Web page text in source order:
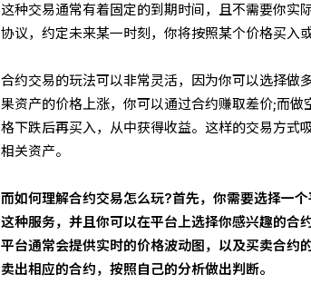
这种交易通常有着固定的到期时间，且不需要你实
协议，约定未来某一时刻，你将按照某个价格买入
合约交易的玩法可以非常灵活，因为你可以选择
果资产的价格上涨，你可以通过合约赚取差价;而
格下跌后再买入，从中获得收益。这样的交易方式
相关资产。
而如何理解合约交易怎么玩?首先，你需要选择一
这种服务，并且你可以在平台上选择你感兴趣的合
平台通常会提供实时的价格波动图，以及买卖合约
卖出相应的合约，按照自己的分析做出判断。